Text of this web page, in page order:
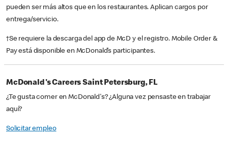
pueden ser más altos que en los restaurantes. Aplican cargos por
entrega/servicio.
†Se requiere la descarga del app de McD y el registro. Mobile Order &
Pay está disponible en McDonald’s participantes.
McDonald's Careers Saint Petersburg, FL
¿Te gusta comer en McDonald's? ¿Alguna vez pensaste en trabajar
aquí?
Solicitar empleo